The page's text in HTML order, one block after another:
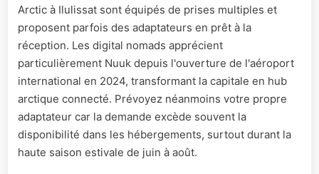
Arctic à Ilulissat sont équipés de prises multiples et
proposent parfois des adaptateurs en prêt à la
réception. Les digital nomads apprécient
particulièrement Nuuk depuis l'ouverture de l'aéroport
international en 2024, transformant la capitale en hub
arctique connecté. Prévoyez néanmoins votre propre
adaptateur car la demande excède souvent la
disponibilité dans les hébergements, surtout durant la
haute saison estivale de juin à août.